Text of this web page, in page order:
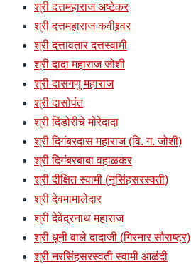
श्री दत्तमहाराज अष्टेकर
श्री दत्तमहाराज कवीश्र्वर
श्री दत्तावतार दत्तस्वामी
श्री दादा महाराज जोशी
श्री दासगणु महाराज
श्री दासोपंत
श्री दिंडोरीचे मोरेदादा
श्री दिगंबरदास महाराज (वि. ग. जोशी)
श्री दिगंबरबाबा वहाळकर
श्री दीक्षित स्वामी (नृसिंहसरस्वती)
श्री देवमामालेदार
श्री देवेंद्रनाथ महाराज
श्री धूनी वाले दादाजी (गिरनार सौराष्ट्र)
श्री नरसिंहसरस्वती स्वामी आळंदी